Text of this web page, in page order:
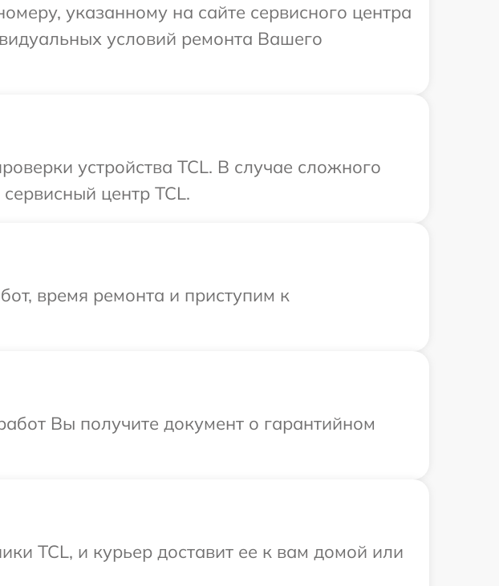
указанному на сайте сервисного центра
условий ремонта Вашего
устройства TCL. В случае сложного
центр TCL.
время ремонта и приступим к
Вы получите документ о гарантийном
TCL, и курьер доставит ее к вам домой или